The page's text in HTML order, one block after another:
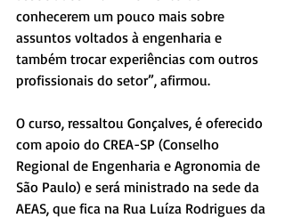
conhecerem um pouco mais sobre
assuntos voltados à engenharia e
também trocar experiências com outros
profissionais do setor”, afirmou.
O curso, ressaltou Gonçalves, é oferecido
com apoio do CREA-SP (Conselho
Regional de Engenharia e Agronomia de
São Paulo) e será ministrado na sede da
AEAS, que fica na Rua Luíza Rodrigues da